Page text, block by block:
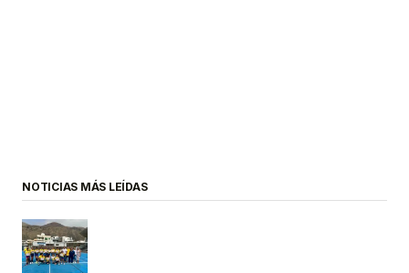
NOTICIAS MÁS LEÍDAS